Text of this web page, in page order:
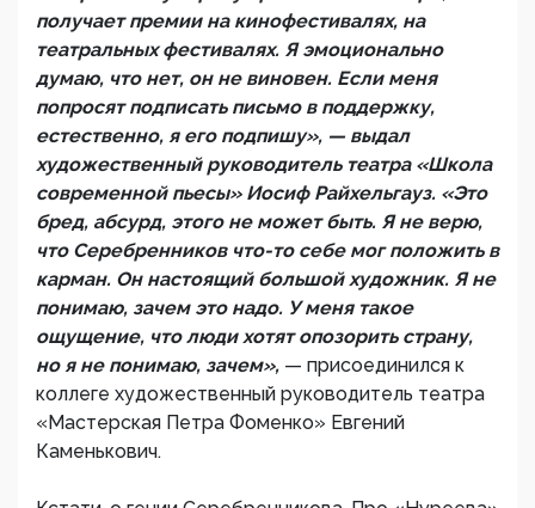
получает премии на кинофестивалях, на
театральных фестивалях. Я эмоционально
думаю, что нет, он не виновен. Если меня
попросят подписать письмо в поддержку,
естественно, я его подпишу», — выдал
художественный руководитель театра «Школа
современной пьесы» Иосиф Райхельгауз. «Это
бред, абсурд, этого не может быть. Я не верю,
что Серебренников что-то себе мог положить в
карман. Он настоящий большой художник. Я не
понимаю, зачем это надо. У меня такое
ощущение, что люди хотят опозорить страну,
но я не понимаю, зачем», — присоединился к
коллеге художественный руководитель театра
«Мастерская Петра Фоменко» Евгений
Каменькович.